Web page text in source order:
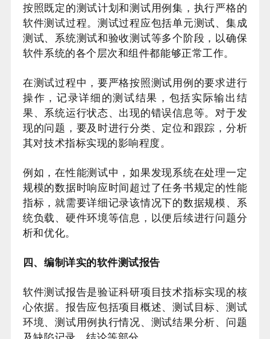
按照既定的测试计划和测试用例集，执行严格的
软件测试过程。测试过程应包括单元测试、集成
测试、系统测试和验收测试等多个阶段，以确保
软件系统的各个层次和组件都能够正常工作。
在测试过程中，要严格按照测试用例的要求进行
操作，记录详细的测试结果，包括实际输出结
果、系统运行状态、出现的错误信息等。对于发
现的问题，要及时进行分类、定位和跟踪，分析
其对技术指标实现的影响程度。
例如，在性能测试中，如果发现系统在处理一定
规模的数据时响应时间超过了任务书规定的性能
指标，就需要详细记录该情况下的数据规模、系
统负载、硬件环境等信息，以便后续进行问题分
析和优化。
四、编制详实的软件测试报告
软件测试报告是验证科研项目技术指标实现的核
心依据。报告应包括项目概述、测试目标、测试
环境、测试用例执行情况、测试结果分析、问题